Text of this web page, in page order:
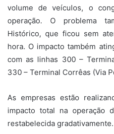
volume de veículos, o
operação. O problema
Histórico, que ficou sem
hora. O impacto também
com as linhas 300 –
330 – Terminal Corrêas (Via
As empresas estão
impacto total na operação
restabelecida gradativamente.